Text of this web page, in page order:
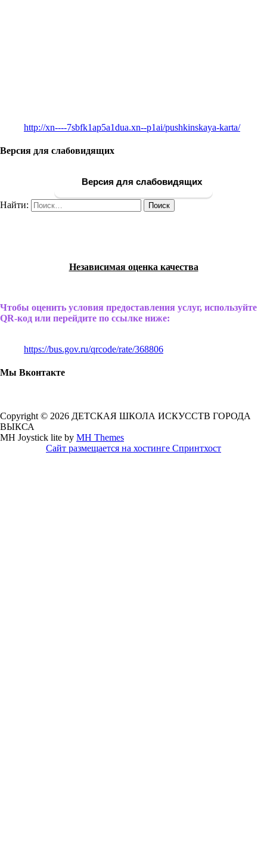
http://xn----7sbfk1ap5a1dua.xn--p1ai/pushkinskaya-karta/
Версия для слабовидящих
Версия для слабовидящих
Найти:
Независимая оценка качества
Чтобы оценить условия предоставления услуг, используйте
QR-код или перейдите по ссылке ниже:
https://bus.gov.ru/qrcode/rate/368806
Мы Вконтакте
Copyright © 2026 ДЕТСКАЯ ШКОЛА ИСКУССТВ ГОРОДА
ВЫКСА
MH Joystick lite by MH Themes
Сайт размещается на хостинге Спринтхост